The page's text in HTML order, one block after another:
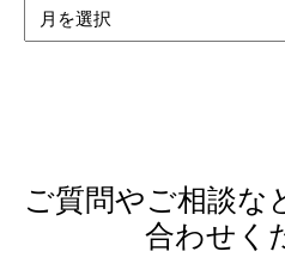
ご質問やご相談な
合わせく